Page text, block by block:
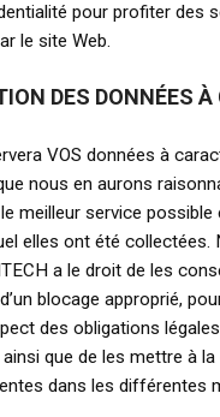
pour profiter des
le site Web.
DES DONNÉES À
VOS données à
nous en aurons
meilleur service possible
elles ont été collectées.
a le droit de les
blocage approprié,
des obligations légales
que de les mettre à
dans les différentes